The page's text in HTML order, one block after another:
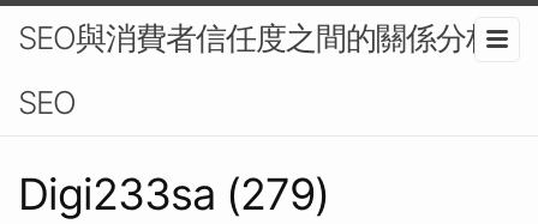
SEO與消費者信任度之間的關係分析-
SEO
Digi233sa (279)